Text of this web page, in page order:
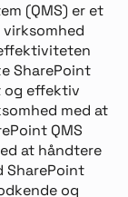
(QMS) er et
SharePoint
og effektiv
med at
QMS
at håndtere
SharePoint
og